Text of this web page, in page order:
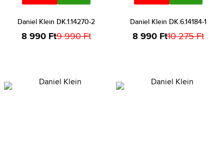
Daniel Klein DK.1.14270-2
8 990 Ft9 990 Ft
Daniel Klein DK.6.14184-1
8 990 Ft10 275 Ft